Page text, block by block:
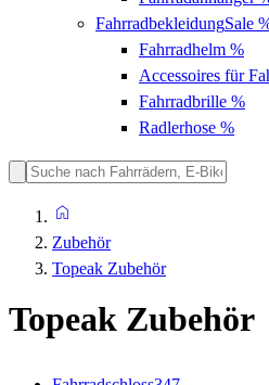
FahrradbekleidungSale
Fahrradhelm %
Accessoires für
Fahrradbrille %
Radlerhose %
Zubehör
Topeak Zubehör
Topeak Zubehör